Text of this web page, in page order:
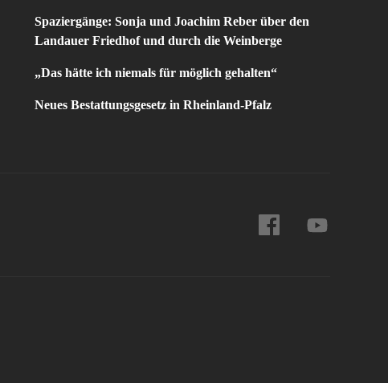
Spaziergänge: Sonja und Joachim Reber über den
Landauer Friedhof und durch die Weinberge
„Das hätte ich niemals für möglich gehalten“
Neues Bestattungsgesetz in Rheinland-Pfalz